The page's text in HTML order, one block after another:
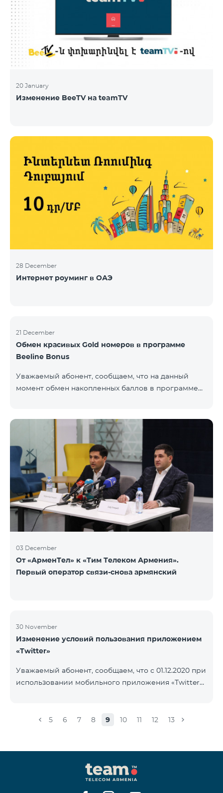
20 January
Изменение BeeTV на teamTV
28 December
Интернет роуминг в ОАЭ
21 December
Обмен красивых Gold номеров в программе
Beeline Bonus
Уважаемый абонент, сообщаем, что на данный
момент обмен накопленных баллов в программе
категорий: Nickel, Bronze, Silver, Platinum.
03 December
От «АрменТел» к «Тим Телеком Армения».
Первый оператор связи-снова армянский
30 November
Изменение условий пользования приложением
«Twitter»
Уважаемый абонент, сообщаем, что с 01.12.2020 при
использовании мобильного приложения «Twitter»
Интернета, то тарификация будет осуществляться
согласно условиям вашего тарифного плана.
5 6 7 8 9 10 11 12 13